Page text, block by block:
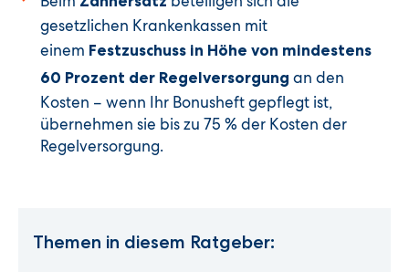
gesetzlichen Krankenkassen mit
einem Festzuschuss in Höhe von mindestens
60 Prozent der Regelversorgung an den
Kosten – wenn Ihr Bonusheft gepflegt ist,
übernehmen sie bis zu 75 % der Kosten der
Regelversorgung.
Themen in diesem Ratgeber: